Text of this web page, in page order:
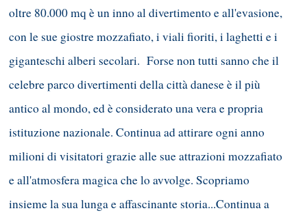
oltre 80.000 mq è un inno al divertimento e all'evasione,
con le sue giostre mozzafiato, i viali fioriti, i laghetti e i
giganteschi alberi secolari. Forse non tutti sanno che il
celebre parco divertimenti della città danese è il più
antico al mondo, ed è considerato una vera e propria
istituzione nazionale. Continua ad attirare ogni anno
milioni di visitatori grazie alle sue attrazioni mozzafiato
e all'atmosfera magica che lo avvolge. Scopriamo
insieme la sua lunga e affascinante storia...Continua a